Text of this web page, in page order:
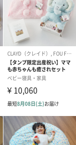
みます
わふわな優しい素材
としたプレゼント